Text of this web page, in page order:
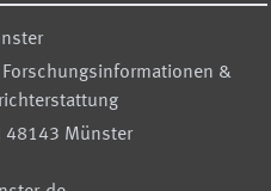
&
48143 Münster